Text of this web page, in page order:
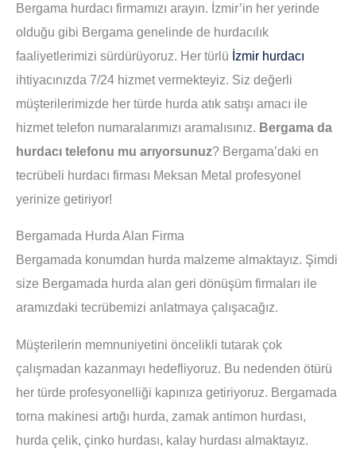
Bergama hurdacı firmamızı arayın. İzmir’in her yerinde
olduğu gibi Bergama genelinde de hurdacılık
faaliyetlerimizi sürdürüyoruz. Her türlü İzmir hurdacı
ihtiyacınızda 7/24 hizmet vermekteyiz. Siz değerli
müşterilerimizde her türde hurda atık satışı amacı ile
hizmet telefon numaralarımızı aramalısınız. Bergama da
hurdacı telefonu mu arıyorsunuz? Bergama’daki en
tecrübeli hurdacı firması Meksan Metal profesyonel
yerinize getiriyor!
Bergamada Hurda Alan Firma
Bergamada konumdan hurda malzeme almaktayız. Şimdi
size Bergamada hurda alan geri dönüşüm firmaları ile
aramızdaki tecrübemizi anlatmaya çalışacağız.
Müşterilerin memnuniyetini öncelikli tutarak çok
çalışmadan kazanmayı hedefliyoruz. Bu nedenden ötürü
her türde profesyonelliği kapınıza getiriyoruz. Bergamada
torna makinesi artığı hurda, zamak antimon hurdası,
hurda çelik, çinko hurdası, kalay hurdası almaktayız.